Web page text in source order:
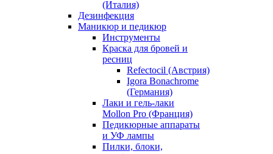
(Италия)
Дезинфекция
Маникюр и педикюр
Инструменты
Краска для бровей и
ресниц
Refectocil (Австрия)
Igora Bonachrome
(Германия)
Лаки и гель-лаки
Mollon Pro (Франция)
Педикюрные аппараты
и УФ лампы
Пилки, блоки,